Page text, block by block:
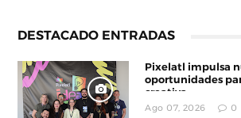
DESTACADO ENTRADAS
Pixelatl impulsa
oportunidades
creativa
Ago 07, 2026 0